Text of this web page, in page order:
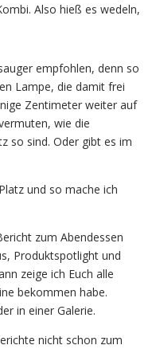
Also hieß es wedeln,
empfohlen, denn so
Lampe, die damit frei
Zentimeter weiter auf
wie die
so sind. Oder gibt es im
und so mache ich
zum Abendessen
Produktspotlight und
zeige ich Euch alle
bekommen habe.
in einer Galerie.
nicht schon zum